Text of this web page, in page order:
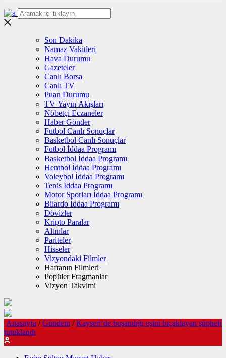
Son Dakika
Namaz Vakitleri
Hava Durumu
Gazeteler
Canlı Borsa
Canlı TV
Puan Durumu
TV Yayın Akışları
Nöbetçi Eczaneler
Haber Gönder
Futbol Canlı Sonuçlar
Basketbol Canlı Sonuçlar
Futbol İddaa Programı
Basketbol İddaa Programı
Hentbol İddaa Programı
Voleybol İddaa Programı
Tenis İddaa Programı
Motor Sporları İddaa Programı
Bilardo İddaa Programı
Dövizler
Kripto Paralar
Altınlar
Pariteler
Hisseler
Vizyondaki Filmler
Haftanın Filmleri
Popüler Fragmanlar
Vizyon Takvimi
Anasayfa / Gündem / Kayseri’de boşandığı eşini bıçaklayan şüpheli
tutuklandı